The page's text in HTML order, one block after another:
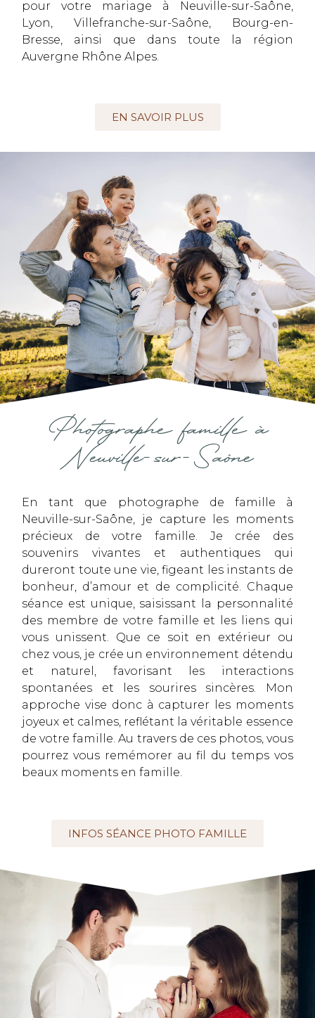
pour votre mariage à Neuville-sur-Saône,
Lyon, Villefranche-sur-Saône, Bourg-en-
Bresse, ainsi que dans toute la région
Auvergne Rhône Alpes.
EN SAVOIR PLUS
Photographe famille à
Neuville-sur-Saône
En tant que photographe de famille à
Neuville-sur-Saône, je capture les moments
précieux de votre famille. Je crée des
souvenirs vivantes et authentiques qui
dureront toute une vie, figeant les instants de
bonheur, d’amour et de complicité. Chaque
séance est unique, saisissant la personnalité
des membre de votre famille et les liens qui
vous unissent. Que ce soit en extérieur ou
chez vous, je crée un environnement détendu
et naturel, favorisant les interactions
spontanées et les sourires sincères. Mon
approche vise donc à capturer les moments
joyeux et calmes, reflétant la véritable essence
de votre famille. Au travers de ces photos, vous
pourrez vous remémorer au fil du temps vos
beaux moments en famille.
INFOS SÉANCE PHOTO FAMILLE